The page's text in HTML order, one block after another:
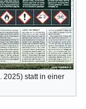
2025) statt in einer